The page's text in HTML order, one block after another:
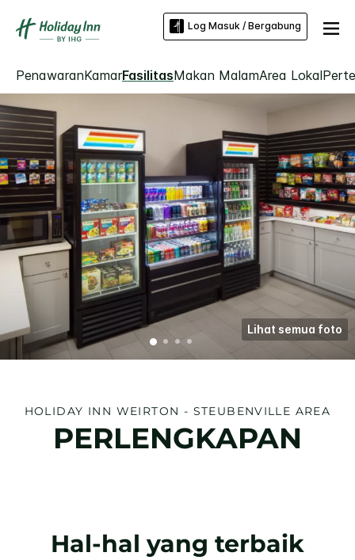
Log Masuk / Bergabung
PenawaranKamarFasilitasMakan MalamArea Lokal
Lihat semua foto
HOLIDAY INN WEIRTON - STEUBENVILLE AREA
PERLENGKAPAN
Hal-hal yang terbaik